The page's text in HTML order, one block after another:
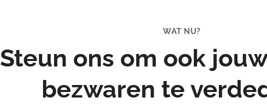
kopers bekijken niet
rekening met de
WAT NU?
Steun ons om ook
bezwaren te